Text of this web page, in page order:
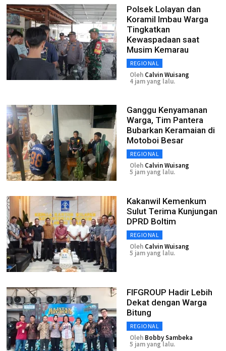
Polsek Lolayan dan
Koramil Imbau Warga
Tingkatkan
Kewaspadaan saat
Musim Kemarau
REGIONAL
Oleh Calvin Wuisang
4 jam yang lalu.
Ganggu Kenyamanan
Warga, Tim Pantera
Bubarkan Keramaian di
Motoboi Besar
REGIONAL
Oleh Calvin Wuisang
5 jam yang lalu.
Kakanwil Kemenkum
Sulut Terima Kunjungan
DPRD Boltim
REGIONAL
Oleh Calvin Wuisang
5 jam yang lalu.
FIFGROUP Hadir Lebih
Dekat dengan Warga
Bitung
REGIONAL
Oleh Bobby Sambeka
5 jam yang lalu.